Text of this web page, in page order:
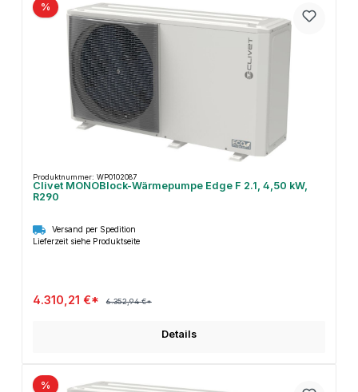
%
Produktnummer: WP0102087
Clivet MONOBlock-Wärmepumpe Edge F 2.1, 4,50 kW,
R290
Versand per Spedition
Lieferzeit siehe Produktseite
4.310,21 €* 6.352,94 €*
Details
%